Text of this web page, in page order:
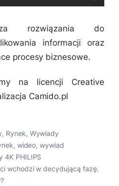
rozwiązania do
informacji oraz
procesy biznesowe.
na licencji Creative
Camido.pl
, Rynek, Wywiady
, wideo,wywiad
4K PHILIPS
wchodzi w decydującą fazę.